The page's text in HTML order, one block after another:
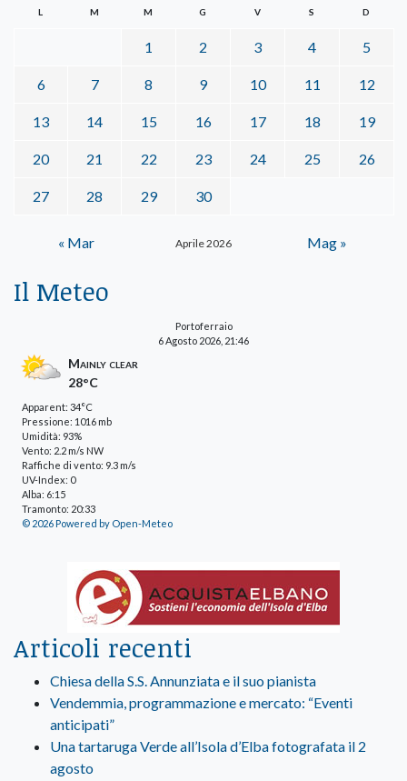
Aprile 2026
L M M G V S D
1 2 3 4 5
6 7 8 9 10 11 12
13 14 15 16 17 18 19
20 21 22 23 24 25 26
27 28 29 30
« Mar Mag »
Il Meteo
Portoferraio
6 Agosto 2026, 21:46
Mainly clear
28°C
Apparent: 34°C
Pressione: 1016 mb
Umidità: 93%
Vento: 2.2 m/s NW
Raffiche di vento: 9.3 m/s
UV-Index: 0
Alba: 6:15
Tramonto: 20:33
© 2026 Powered by Open-Meteo
Articoli recenti
Chiesa della S.S. Annunziata e il suo pianista
Vendemmia, programmazione e mercato: “Eventi
anticipati”
Una tartaruga Verde all’Isola d’Elba fotografata il 2
agosto